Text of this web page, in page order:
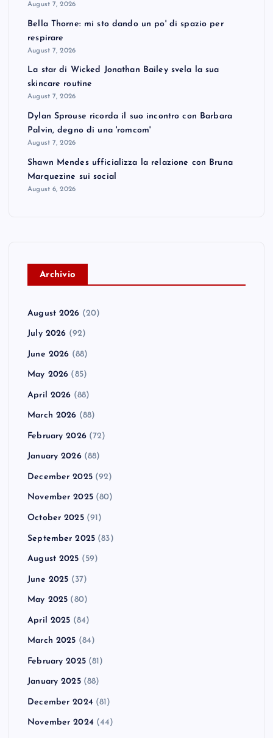
August 7, 2026
Bella Thorne: mi sto dando un po' di spazio per
respirare
August 7, 2026
La star di Wicked Jonathan Bailey svela la sua
skincare routine
August 7, 2026
Dylan Sprouse ricorda il suo incontro con Barbara
Palvin, degno di una 'romcom'
August 7, 2026
Shawn Mendes ufficializza la relazione con Bruna
Marquezine sui social
August 6, 2026
Archivio
August 2026 (20)
July 2026 (92)
June 2026 (88)
May 2026 (85)
April 2026 (88)
March 2026 (88)
February 2026(72)
January 2026(88)
December 2025(92)
November 2025(80)
October 2025(91)
September 2025 (83)
August 2025 (59)
June 2025 (37)
May 2025 (80)
April 2025 (84)
March 2025 (84)
February 2025(81)
January 2025(88)
December 2024 (81)
November 2024 (44)